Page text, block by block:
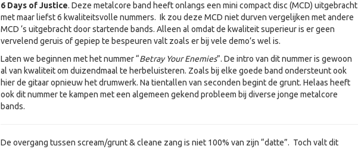
6 Days of Justice. Deze metalcore band heeft onlangs een mini compact disc (MCD) uitgebracht
met maar liefst 6 kwaliteitsvolle nummers. Ik zou deze MCD niet durven vergelijken met andere
MCD ‘s uitgebracht door startende bands. Alleen al omdat de kwaliteit superieur is er geen
vervelend geruis of gepiep te bespeuren valt zoals er bij vele demo’s wel is.
Laten we beginnen met het nummer “Betray Your Enemies”. De intro van dit nummer is gewoon
al van kwaliteit om duizendmaal te herbeluisteren. Zoals bij elke goede band ondersteunt ook
hier de gitaar opnieuw het drumwerk. Na tientallen van seconden begint de grunt. Helaas heeft
ook dit nummer te kampen met een algemeen gekend probleem bij diverse jonge metalcore
bands.
De overgang tussen scream/grunt & cleane zang is niet 100% van zijn “datte”. Toch valt dit